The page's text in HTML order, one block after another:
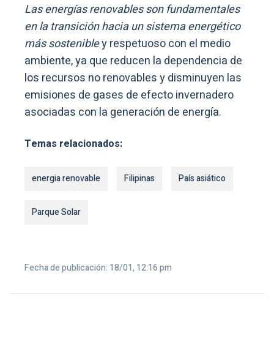
Las energías renovables son fundamentales
en la transición hacia un sistema energético
más sostenibley respetuoso con el medio
ambiente, ya que reducen la dependencia de
los recursos no renovables y disminuyen las
emisiones de gases de efecto invernadero
asociadas con la generación de energía.
Temas relacionados:
energia renovable Filipinas País asiático
Parque Solar
Fecha de publicación: 18/01, 12:16 pm